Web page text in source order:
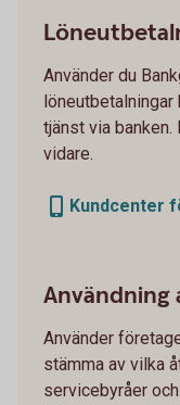
Använder du
tjänst via
vidare.
Kundcenter
Användning
Använder
stämma av vilka
servicebyråer